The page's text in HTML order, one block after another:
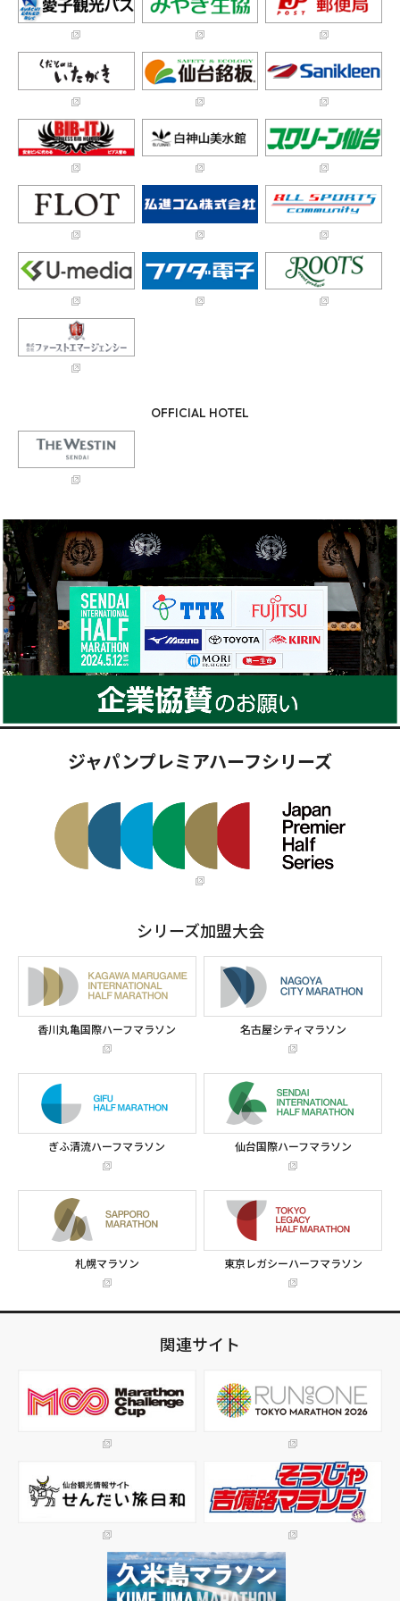
OFFICIAL HOTEL
ジャパンプレミアハーフシリーズ
シリーズ加盟大会
香川丸亀国際ハーフマラソン 名古屋シティマラソン
ぎふ清流ハーフマラソン 仙台国際ハーフマラソン
札幌マラソン 東京レガシーハーフマラソン
関連サイト